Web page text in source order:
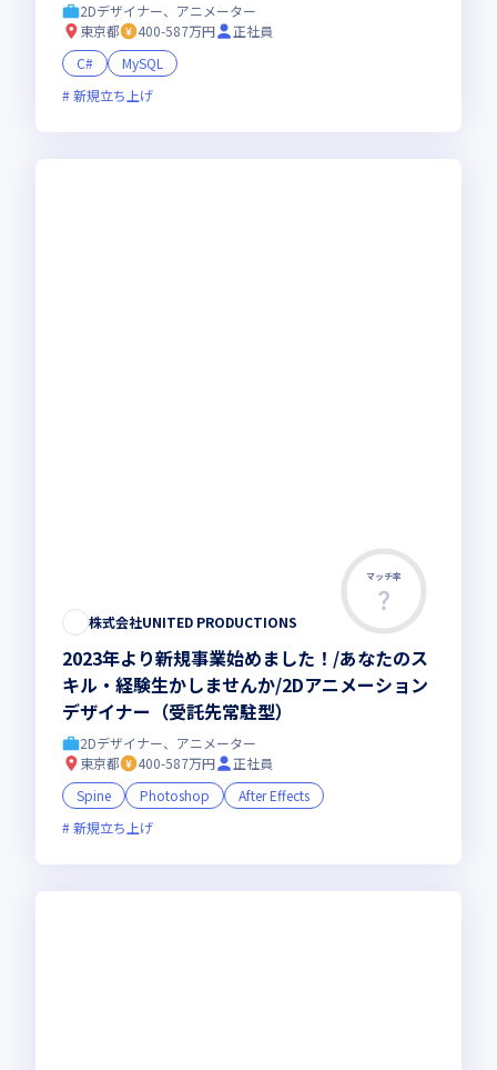
2Dデザイナー、アニメーター
東京都
400-587万円
正社員
C#
MySQL
新規立ち上げ
マッチ率
株式会社UNITED PRODUCTIONS
2023年より新規事業始めました！/あなたのス
キル・経験生かしませんか/2Dアニメーション
デザイナー（受託先常駐型）
2Dデザイナー、アニメーター
東京都
400-587万円
正社員
Spine
Photoshop
After Effects
新規立ち上げ